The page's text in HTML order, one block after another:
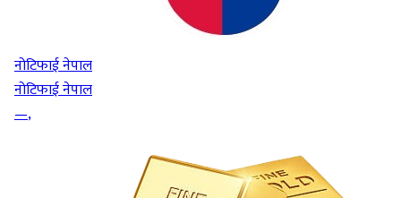
नोटिफाई नेपाल
नोटिफाई नेपाल
—,